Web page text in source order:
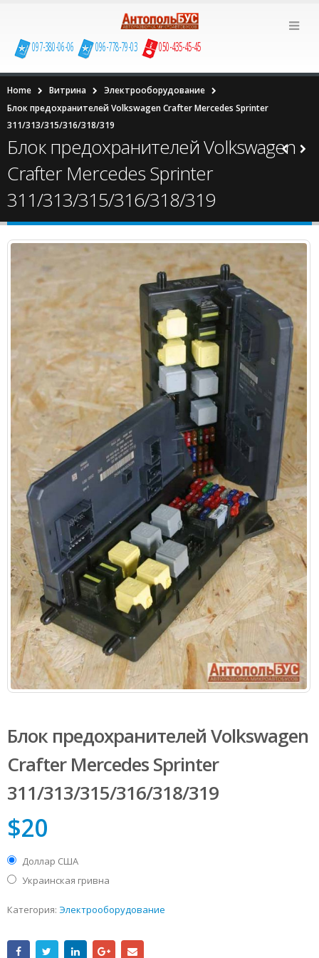
097-380-06-06 096-778-79-03 050-435-45-45
Home Витрина
Электрооборудование
Блок предохранителей Volkswagen Сrafter Mercedes Sprinter
311/313/315/316/318/319
Блок предохранителей Volkswagen
Сrafter Mercedes Sprinter
311/313/315/316/318/319
Блок предохранителей Volkswagen
Сrafter Mercedes Sprinter
311/313/315/316/318/319
$20
Доллар США
Украинская гривна
Категория: Электрооборудование